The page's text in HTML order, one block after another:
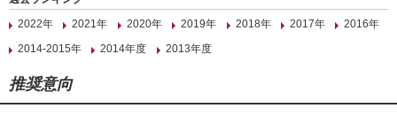
2022年
2021年 2020年 2019年 2018年 2017年
2016年
2014-2015年
2014年度 2013年度
推奨意向